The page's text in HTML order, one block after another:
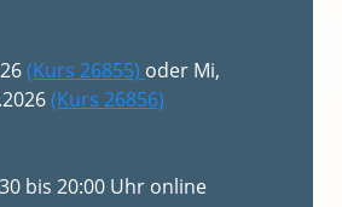
(Kurs 26855) oder Mi,
(Kurs 26856)
bis 20:00 Uhr online